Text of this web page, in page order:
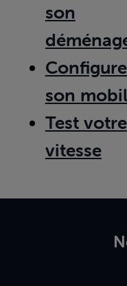
son
son
Test votre
vitesse